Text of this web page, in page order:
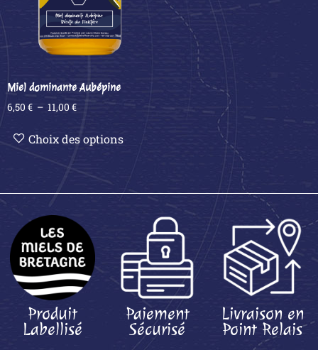
Miel dominante Aubépine
6,50 € – 11,00 €
Choix des options
Produit
Labellisé
Paiement
Sécurisé
Livraison en
Point Relais